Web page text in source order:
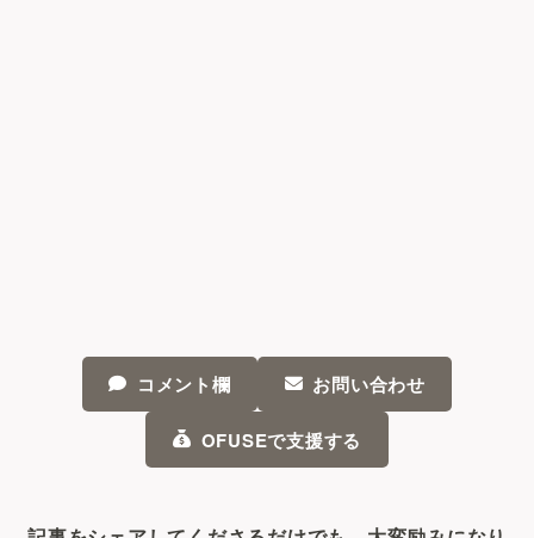
コメント欄 お問い合わせ
OFUSEで支援する